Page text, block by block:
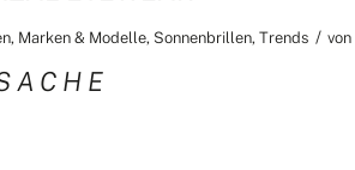
, Marken & Modelle, Sonnenbrillen, Trends / von